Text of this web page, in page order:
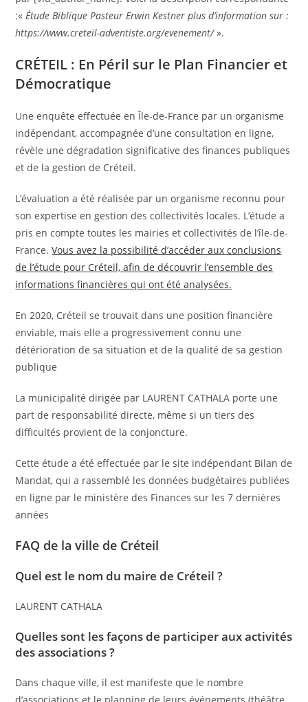
:« Étude Biblique Pasteur Erwin Kestner plus d’information sur :
https://www.creteil-adventiste.org/evenement/».
CRÉTEIL : En Péril sur le Plan Financier et
Démocratique
Une enquête effectuée en Île-de-France par un organisme
indépendant, accompagnée d’une consultation en ligne,
révèle une dégradation significative des finances publiques
et de la gestion de Créteil.
L’évaluation a été réalisée par un organisme reconnu pour
son expertise en gestion des collectivités locales. L’étude a
pris en compte toutes les mairies et collectivités de l’île-de-
France.Vous avez la possibilité d’accéder aux conclusions
de l’étude pour Créteil, afin de découvrir l’ensemble des
informations financières qui ont été analysées.
En 2020, Créteil se trouvait dans une position financière
enviable, mais elle a progressivement connu une
détérioration de sa situation et de la qualité de sa gestion
publique
La municipalité dirigée par LAURENT CATHALA porte une
part de responsabilité directe, même si un tiers des
difficultés provient de la conjoncture.
Cette étude a été effectuée par le site indépendant Bilan de
Mandat, qui a rassemblé les données budgétaires publiées
en ligne par le ministère des Finances sur les 7 dernières
années
FAQ de la ville de Créteil
Quel est le nom du maire de Créteil ?
LAURENT CATHALA
Quelles sont les façons de participer aux activités
des associations ?
Dans chaque ville, il est manifeste que le nombre